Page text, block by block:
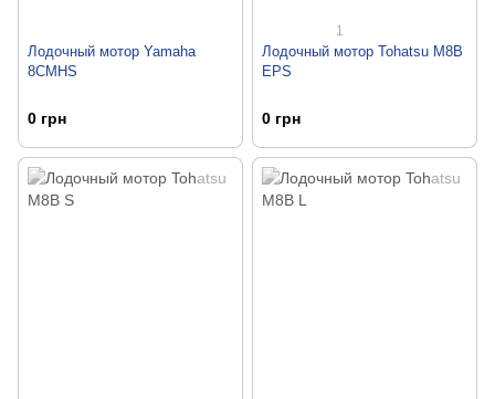
Лодочный мотор Yamaha
8CMHS
0 грн
1
Лодочный мотор Tohatsu M8B
EPS
0 грн